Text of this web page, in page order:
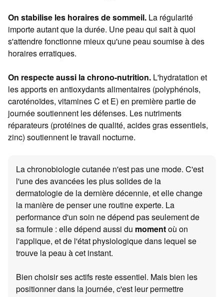
On stabilise les horaires de sommeil. La régularité
importe autant que la durée. Une peau qui sait à quoi
s'attendre fonctionne mieux qu'une peau soumise à des
horaires erratiques.
On respecte aussi la chrono-nutrition. L'hydratation et
les apports en antioxydants alimentaires (polyphénols,
caroténoïdes, vitamines C et E) en première partie de
journée soutiennent les défenses. Les nutriments
réparateurs (protéines de qualité, acides gras essentiels,
zinc) soutiennent le travail nocturne.
La chronobiologie cutanée n'est pas une mode. C'est
l'une des avancées les plus solides de la
dermatologie de la dernière décennie, et elle change
la manière de penser une routine experte. La
performance d'un soin ne dépend pas seulement de
sa formule : elle dépend aussi du momentoù on
l'applique, et de l'état physiologique dans lequel se
trouve la peau à cet instant.
Bien choisir ses actifs reste essentiel. Mais bien les
positionner dans la journée, c'est leur permettre